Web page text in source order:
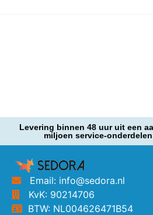
Levering binnen 48 uur uit een
miljoen service-
Email: info@sedora.nl
KvK: 90214706
BTW: NL004626471B54